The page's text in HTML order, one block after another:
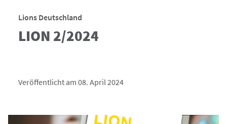
Lions Deutschland
LION 2/2024
Veröffentlicht am 08. April 2024